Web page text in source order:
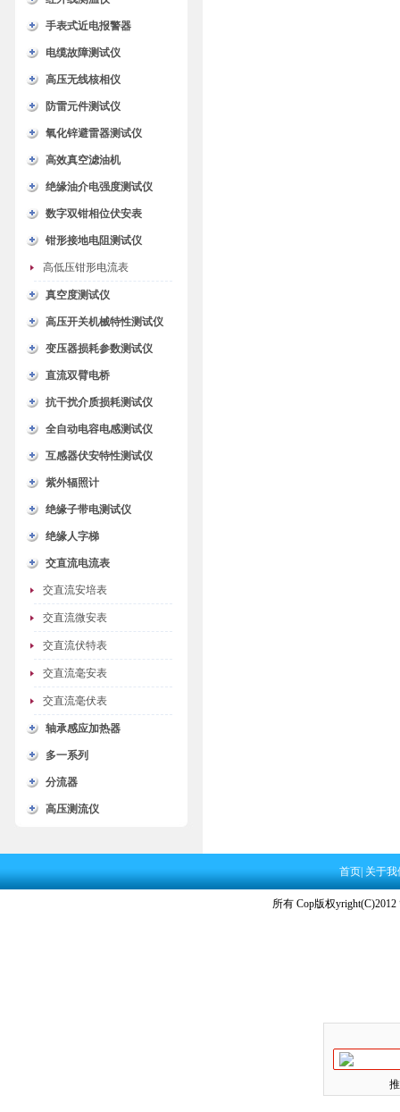
手表式近电报警器
电缆故障测试仪
高压无线核相仪
防雷元件测试仪
氧化锌避雷器测试仪
高效真空滤油机
绝缘油介电强度测试仪
数字双钳相位伏安表
钳形接地电阻测试仪
高低压钳形电流表
真空度测试仪
高压开关机械特性测试仪
变压器损耗参数测试仪
直流双臂电桥
抗干扰介质损耗测试仪
全自动电容电感测试仪
互感器伏安特性测试仪
紫外辐照计
绝缘子带电测试仪
绝缘人字梯
交直流电流表
交直流安培表
交直流微安表
交直流伏特表
交直流毫安表
交直流毫伏表
轴承感应加热器
多一系列
分流器
高压测流仪
首页 关于
所有 Cop版权yright(C)2012